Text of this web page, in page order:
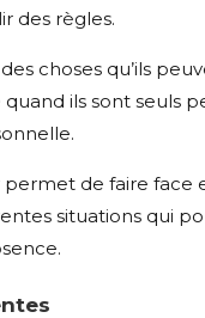
des règles.
choses qu’ils
ils sont seuls
permet de faire face
situations qui